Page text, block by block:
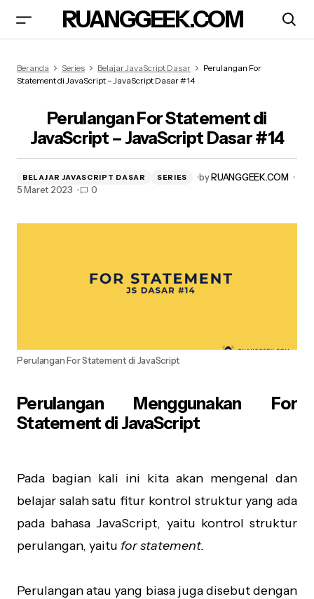
RUANGGEEK.COM
JavaScript Dasar #14
Beranda Series Belajar JavaScript Dasar
Perulangan For
Statement di JavaScript – JavaScript Dasar #14
Perulangan For Statement di
JavaScript – JavaScript Dasar #14
BELAJAR JAVASCRIPT DASAR SERIES byRUANGGEEK.COM
5 Maret 2023
0
Perulangan For Statement di JavaScript
Perulangan Menggunakan For
Statement di JavaScript
Pada bagian kali ini kita akan mengenal dan
belajar salah satu fitur kontrol struktur yang ada
pada bahasa JavaScript, yaitu kontrol struktur
perulangan, yaitu for statement.
Perulangan atau yang biasa juga disebut dengan